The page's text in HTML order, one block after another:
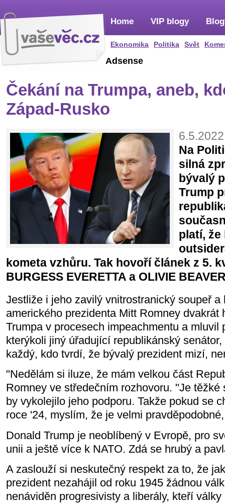
Home
Ekonomika Politika Svět
VIP blogy
Adsense
Čekání na Trumpa, aneb,
Západ-Rusko
Na
silná
bývalý
Trump
platí,
kometa vzhůru. Tak hovoří článek z 5.
BURGESS EVERETTA a OLIVIE
Jestliže i jeho zavilý vnitrostranický soupeř a
amerického prezidenta Mitt Romney dvakrát
Trumpa v procesech impeachmentu a mluvil
kterýkoli jiný úřadující republikánský
každý, kdo tvrdí, že bývalý prezident mizí,
"Nedělám si iluze, že mám velkou část
Romney ve středečním rozhovoru. "Je těžké
by vykolejilo jeho podporu. Takže pokud se
roce '24, myslím, že je velmi
Donald Trump je neoblíbený v Evropě, pro
unii a ještě více k NATO. Zdá se hrubý a
A zaslouží si neskutečný respekt za to, že
prezident nezahájil od roku 1945 žádnou
nenáviděn progresivisty a liberály, kteří